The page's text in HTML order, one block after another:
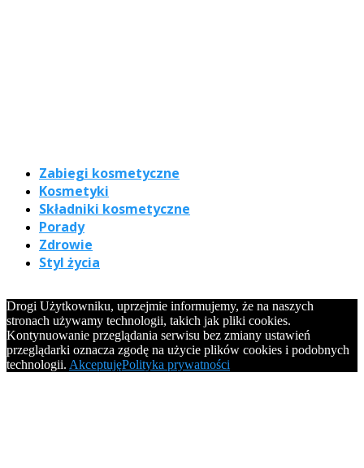
Zabiegi kosmetyczne
Kosmetyki
Składniki kosmetyczne
Porady
Zdrowie
Styl życia
Drogi Użytkowniku, uprzejmie informujemy, że na naszych
stronach używamy technologii, takich jak pliki cookies.
Kontynuowanie przeglądania serwisu bez zmiany ustawień
przeglądarki oznacza zgodę na użycie plików cookies i podobnych
technologii. AkceptujęPolityka prywatności